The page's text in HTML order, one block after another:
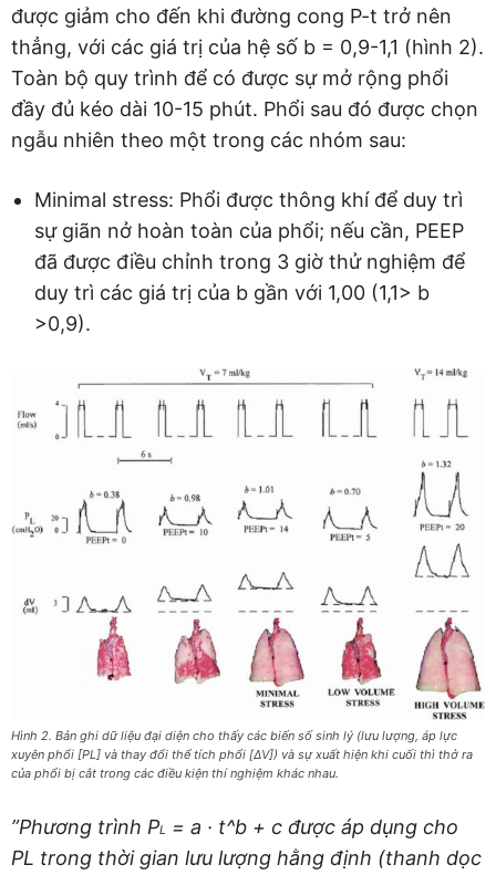
được giảm cho đến khi đường cong P-t trở nên
thẳng, với các giá trị của hệ số b = 0,9-1,1 (hình 2).
Toàn bộ quy trình để có được sự mở rộng phổi
đầy đủ kéo dài 10-15 phút. Phổi sau đó được chọn
ngẫu nhiên theo một trong các nhóm sau:
Minimal stress: Phổi được thông khí để duy trì
sự giãn nở hoàn toàn của phổi; nếu cần, PEEP
đã được điều chỉnh trong 3 giờ thử nghiệm để
duy trì các giá trị của b gần với 1,00 (1,1> b
>0,9).
Hình 2. Bản ghi dữ liệu đại diện cho thấy các biến số sinh lý (lưu lượng, áp lực
xuyên phổi [PL] và thay đổi thể tích phổi [ΔV]) và sự xuất hiện khi cuối thì thở ra
của phổi bị cắt trong các điều kiện thí nghiệm khác nhau.
”Phương trình PL = a · t^b + c được áp dụng cho
PL trong thời gian lưu lượng hằng định (thanh dọc